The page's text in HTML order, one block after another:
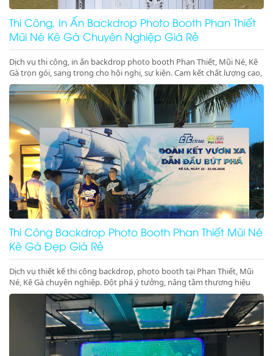
Thi Công, In Ấn Backdrop Photo Booth Phan Thiết
Mũi Né Kê Gà Chuyên Nghiệp Giá Rẻ
Dịch vụ thi công, in ấn backdrop photo booth Phan Thiết, Mũi Né, Kê
Gà trọn gói, sang trọng cho hội nghị, sự kiện. Cam kết chất lượng cao,
đúng tiến độ. Gọi ngay!
Thi Công Backdrop Photo Booth Phan Thiết Mũi Né
Kê Gà Đẹp Giá Rẻ
Dịch vụ thiết kế thi công backdrop, photo booth tại Phan Thiết, Mũi
Né, Kê Gà chuyên nghiệp. Đột phá ý tưởng, nâng tầm thương hiệu
cho sự kiện của bạn. Gọi ngay!